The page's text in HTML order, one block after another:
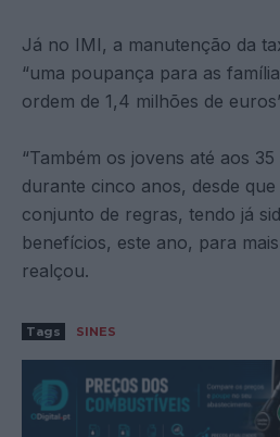
Já no IMI, a manutenção da
“uma poupança para as
ordem de 1,4 milhões de
“Também os jovens até aos
durante cinco anos, desde
conjunto de regras, tendo já
benefícios, este ano, para
realçou.
Tags SINES